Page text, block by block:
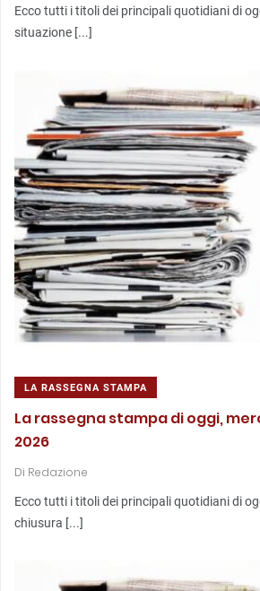
Ecco tutti i titoli dei principali quotidiani di
situazione [...]
LA RASSEGNA STAMPA
La rassegna stampa di oggi,
2026
Di Redazione
Ecco tutti i titoli dei principali quotidiani di
chiusura [...]